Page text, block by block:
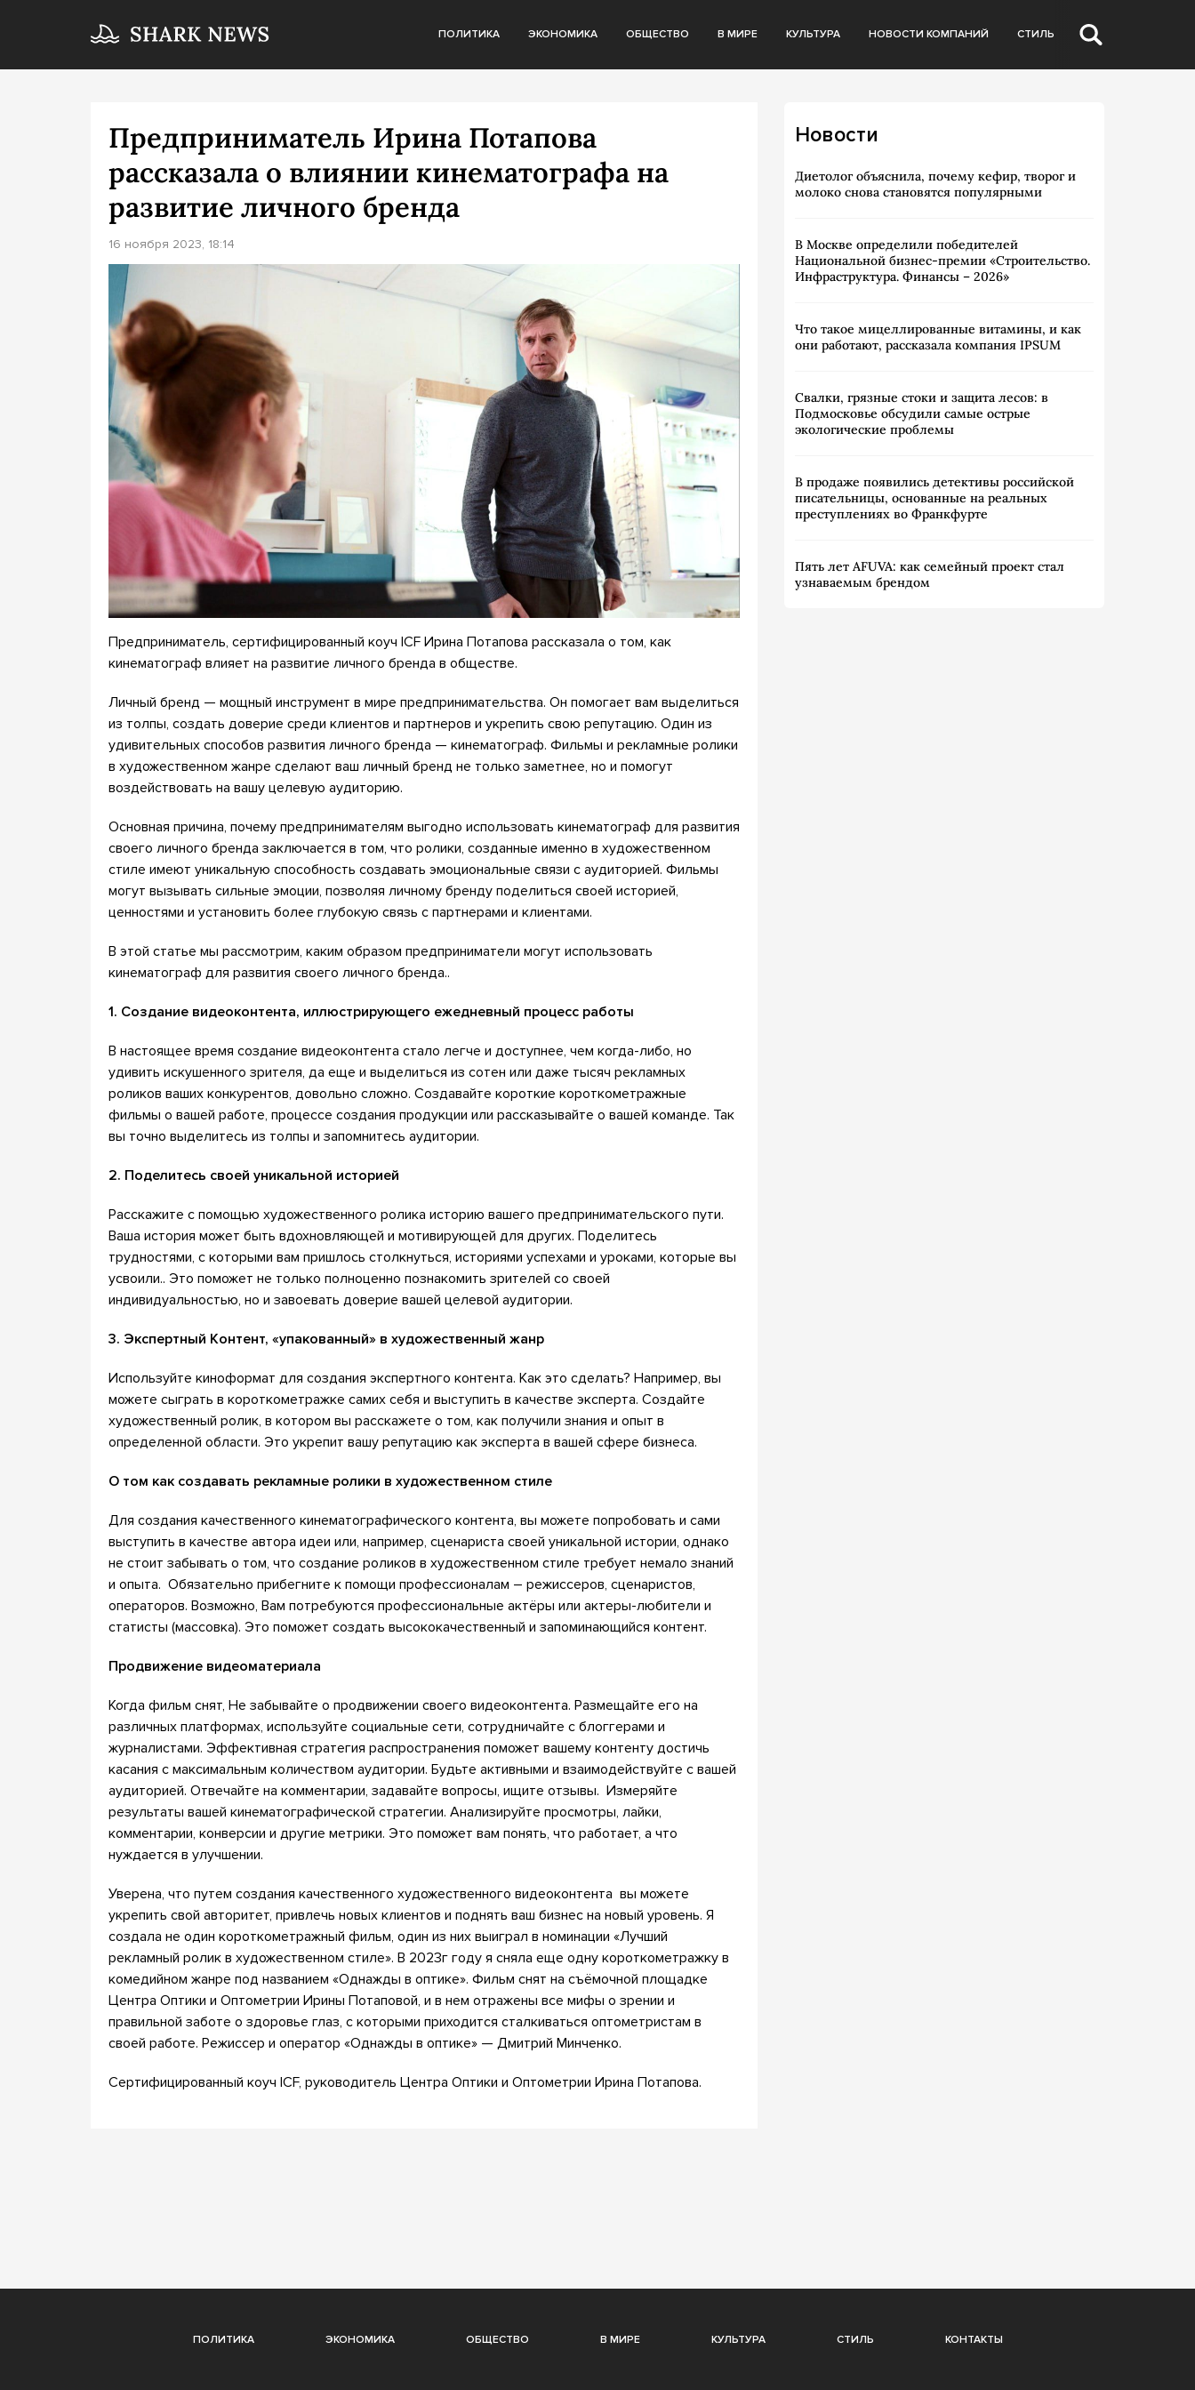
ПОЛИТИКА ЭКОНОМИКА ОБЩЕСТВО В МИРЕ КУЛЬТУРА НОВОСТИ КОМПАНИЙ СТИЛЬ
Предприниматель Ирина Потапова
рассказала о влиянии кинематографа на
развитие личного бренда
16 ноября 2023, 18:14
Предприниматель, сертифицированный коуч ICF Ирина Потапова рассказала о том, как
кинематограф влияет на развитие личного бренда в обществе.
Личный бренд — мощный инструмент в мире предпринимательства. Он помогает вам выделиться
из толпы, создать доверие среди клиентов и партнеров и укрепить свою репутацию. Один из
удивительных способов развития личного бренда — кинематограф. Фильмы и рекламные ролики
в художественном жанре сделают ваш личный бренд не только заметнее, но и помогут
воздействовать на вашу целевую аудиторию.
Основная причина, почему предпринимателям выгодно использовать кинематограф для развития
своего личного бренда заключается в том, что ролики, созданные именно в художественном
стиле имеют уникальную способность создавать эмоциональные связи с аудиторией. Фильмы
могут вызывать сильные эмоции, позволяя личному бренду поделиться своей историей,
ценностями и установить более глубокую связь с партнерами и клиентами.
В этой статье мы рассмотрим, каким образом предприниматели могут использовать
кинематограф для развития своего личного бренда..
1. Создание видеоконтента, иллюстрирующего ежедневный процесс работы
В настоящее время создание видеоконтента стало легче и доступнее, чем когда-либо, но
удивить искушенного зрителя, да еще и выделиться из сотен или даже тысяч рекламных
роликов ваших конкурентов, довольно сложно. Создавайте короткие короткометражные
фильмы о вашей работе, процессе создания продукции или рассказывайте о вашей команде. Так
вы точно выделитесь из толпы и запомнитесь аудитории.
2. Поделитесь своей уникальной историей
Расскажите с помощью художественного ролика историю вашего предпринимательского пути.
Ваша история может быть вдохновляющей и мотивирующей для других. Поделитесь
трудностями, с которыми вам пришлось столкнуться, историями успехами и уроками, которые вы
усвоили.. Это поможет не только полноценно познакомить зрителей со своей
индивидуальностью, но и завоевать доверие вашей целевой аудитории.
3. Экспертный Контент, «упакованный» в художественный жанр
Используйте киноформат для создания экспертного контента. Как это сделать? Например, вы
можете сыграть в короткометражке самих себя и выступить в качестве эксперта. Создайте
художественный ролик, в котором вы расскажете о том, как получили знания и опыт в
определенной области. Это укрепит вашу репутацию как эксперта в вашей сфере бизнеса.
О том как создавать рекламные ролики в художественном стиле
Для создания качественного кинематографического контента, вы можете попробовать и сами
выступить в качестве автора идеи или, например, сценариста своей уникальной истории, однако
не стоит забывать о том, что создание роликов в художественном стиле требует немало знаний
и опыта. Обязательно прибегните к помощи профессионалам – режиссеров, сценаристов,
операторов. Возможно, Вам потребуются профессиональные актёры или актеры-любители и
статисты (массовка). Это поможет создать высококачественный и запоминающийся контент.
Продвижение видеоматериала
Когда фильм снят, Не забывайте о продвижении своего видеоконтента. Размещайте его на
различных платформах, используйте социальные сети, сотрудничайте с блоггерами и
журналистами. Эффективная стратегия распространения поможет вашему контенту достичь
касания с максимальным количеством аудитории. Будьте активными и взаимодействуйте с вашей
аудиторией. Отвечайте на комментарии, задавайте вопросы, ищите отзывы. Измеряйте
результаты вашей кинематографической стратегии. Анализируйте просмотры, лайки,
комментарии, конверсии и другие метрики. Это поможет вам понять, что работает, а что
нуждается в улучшении.
Уверена, что путем создания качественного художественного видеоконтента вы можете
укрепить свой авторитет, привлечь новых клиентов и поднять ваш бизнес на новый уровень. Я
создала не один короткометражный фильм, один из них выиграл в номинации «Лучший
рекламный ролик в художественном стиле». В 2023г году я сняла еще одну короткометражку в
комедийном жанре под названием «Однажды в оптике». Фильм снят на съёмочной площадке
Центра Оптики и Оптометрии Ирины Потаповой, и в нем отражены все мифы о зрении и
правильной заботе о здоровье глаз, с которыми приходится сталкиваться оптометристам в
своей работе. Режиссер и оператор «Однажды в оптике» — Дмитрий Минченко.
Сертифицированный коуч ICF, руководитель Центра Оптики и Оптометрии Ирина Потапова.
Новости
Диетолог объяснила, почему кефир, творог и
молоко снова становятся популярными
В Москве определили победителей
Национальной бизнес-премии «Строительство.
Инфраструктура. Финансы – 2026»
Что такое мицеллированные витамины, и как
они работают, рассказала компания IPSUM
Свалки, грязные стоки и защита лесов: в
Подмосковье обсудили самые острые
экологические проблемы
В продаже появились детективы российской
писательницы, основанные на реальных
преступлениях во Франкфурте
Пять лет AFUVA: как семейный проект стал
узнаваемым брендом
ПОЛИТИКА ЭКОНОМИКА ОБЩЕСТВО В МИРЕ КУЛЬТУРА СТИЛЬ КОНТАКТЫ